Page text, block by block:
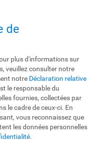
de
plus d'informations sur
veuillez consulter notre
notre Déclaration relative
le responsable du
fournies, collectées par
le cadre de ceux-ci. En
vous reconnaissez que
les données personnelles
.